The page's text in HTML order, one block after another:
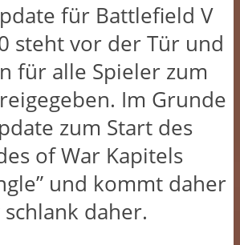
für Battlefield V
steht vor der Tür und
für alle Spieler zum
Im Grunde
zum Start des
of War Kapitels
und kommt daher
daher.